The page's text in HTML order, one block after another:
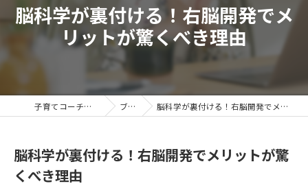
脳科学が裏付ける！右脳開発でメ
リットが驚くべき理由
子育てコーチングならYTC ブログ 脳科学が裏付ける！右脳開発でメリットが驚くべき理由
脳科学が裏付ける！右脳開発でメリットが驚
くべき理由